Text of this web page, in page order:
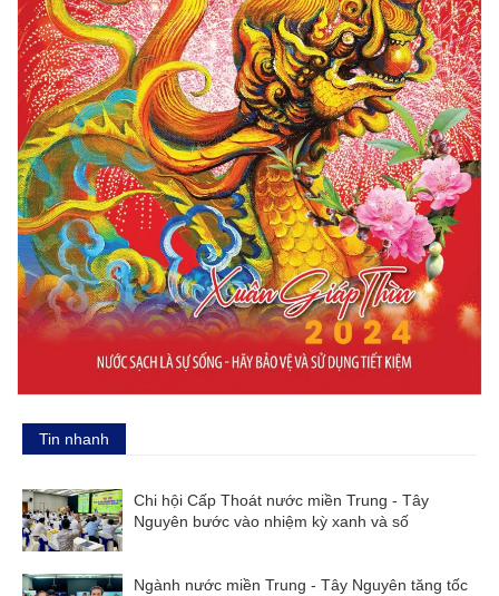
Tin nhanh
Chi hội Cấp Thoát nước miền Trung - Tây
Nguyên bước vào nhiệm kỳ xanh và số
Ngành nước miền Trung - Tây Nguyên tăng tốc